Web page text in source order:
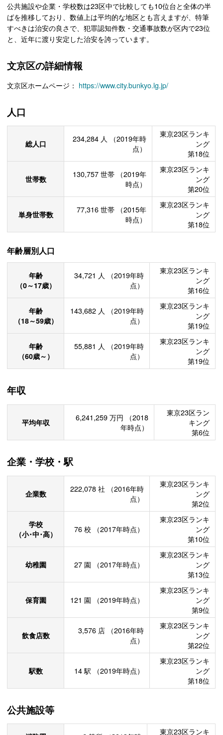
公共施設や企業・学校数は23区中で比較しても10位台と全体の半
ばを推移しており、数値上は平均的な地区とも言えますが、特筆
すべきは治安の良さで、犯罪認知件数・交通事故数が区内で23位
と、近年に渡り安定した治安を誇っています。
文京区の詳細情報
文京区ホームページ： https://www.city.bunkyo.lg.jp/
人口
総人口 234,284 人
（2019年時
点）
東京23区ランキ
ング
第18位
世帯数 130,757 世帯
（2019年
時点）
東京23区ランキ
ング
第20位
単身世帯数 77,316 世帯
（2015年
時点）
東京23区ランキ
ング
第18位
年齢層別人口
年齢
（0～17歳）
34,721 人
（2019年時
点）
東京23区ランキ
ング
第16位
年齢
（18～59歳）
143,682 人
（2019年時
点）
東京23区ランキ
ング
第19位
年齢
（60歳～）
55,881 人
（2019年時
点）
東京23区ランキ
ング
第19位
年収
平均年収 6,241,259 万円
（2018
年時点）
東京23区ラン
キング
第6位
企業・学校・駅
企業数 222,078 社
（2016年時
点）
東京23区ランキ
ング
第2位
学校
（小･中･高）
76 校 （2017年時点）
東京23区ランキ
ング
第10位
幼稚園 27 園 （2017年時点）
東京23区ランキ
ング
第13位
保育園 121 園 （2019年時点）
東京23区ランキ
ング
第9位
飲食店数 3,576 店
（2016年時
点）
東京23区ランキ
ング
第22位
駅数 14 駅 （2019年時点）
東京23区ランキ
ング
第18位
公共施設等
東京23区ランキ